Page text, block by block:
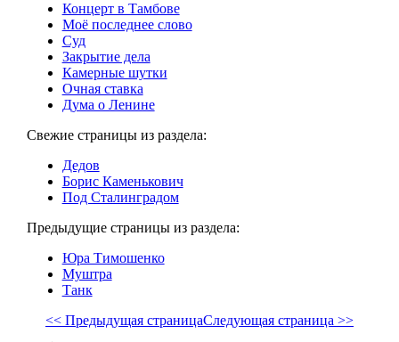
Концерт в Тамбове
Моё последнее слово
Суд
Закрытие дела
Камерные шутки
Очная ставка
Дума о Ленине
Свежие страницы из раздела:
Дедов
Борис Каменькович
Под Сталинградом
Предыдущие страницы из раздела:
Юра Тимошенко
Муштра
Танк
<< Предыдущая страницаСледующая страница >>